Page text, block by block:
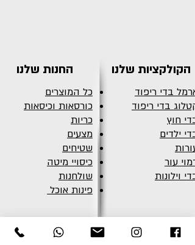
החנות שלנו
כל המוצרים
כורסאות וכיסאות
כריות
מצעים
שטיחים
כיסויי מיטה
שולחנות
פינות אוכל
הקולקציות שלנו
ארמל בדי ריפוד
קטלוג בדי ריפוד
בדי חוץ
בדי ילדים
עורות
דמוי עור
בדי וילונות
כללי צרו קשר